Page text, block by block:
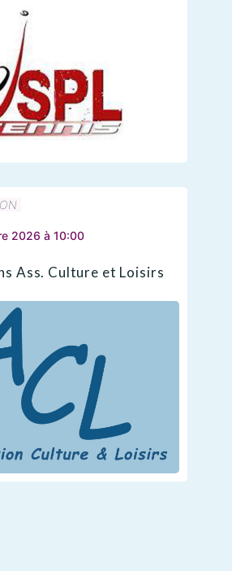
2026 à 10:00
Ass. Culture et Loisirs